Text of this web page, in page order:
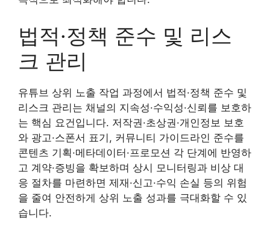
법적·정책 준수 및 리스
크 관리
유튜브 상위 노출 작업 과정에서 법적·정책 준수 및
리스크 관리는 채널의 지속성·수익성·신뢰를 보호하
는 핵심 요건입니다. 저작권·초상권·개인정보 보호
와 광고·스폰서 표기, 커뮤니티 가이드라인 준수를
콘텐츠 기획·메타데이터·프로모션 각 단계에 반영하
고 계약·증빙을 확보하며 상시 모니터링과 비상 대
응 절차를 마련하면 제재·신고·수익 손실 등의 위험
을 줄여 안전하게 상위 노출 성과를 극대화할 수 있
습니다.